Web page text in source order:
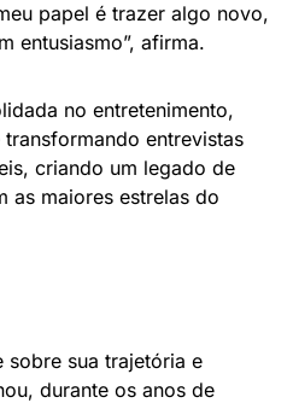
papel é trazer algo novo,
entusiasmo”, afirma.
no entretenimento,
entrevistas
criando um legado de
as maiores estrelas do
sobre sua trajetória e
durante os anos de